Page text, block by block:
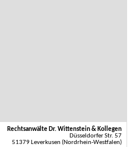
Rechtsanwälte Dr. Wittenstein & Kollegen
Düsseldorfer Str. 57
51379 Leverkusen (Nordrhein-Westfalen)